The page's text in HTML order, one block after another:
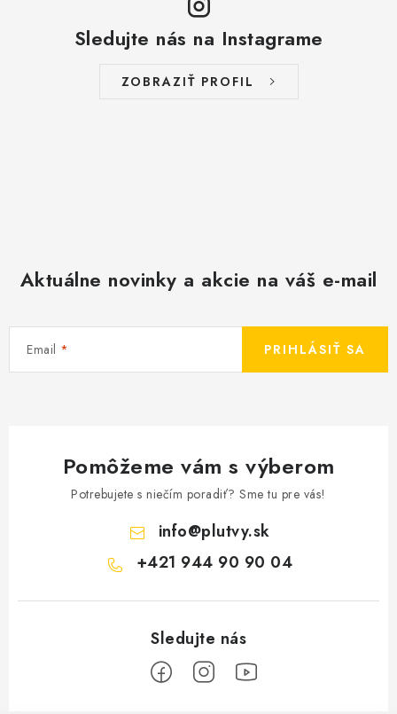
Sledujte nás na Instagrame
ZOBRAZIŤ PROFIL
Aktuálne novinky a akcie na váš e-mail
Email PRIHLÁSIŤ SA
Pomôžeme vám s výberom
Potrebujete s niečím poradiť? Sme tu pre vás!
info@plutvy.sk
+421 944 90 90 04